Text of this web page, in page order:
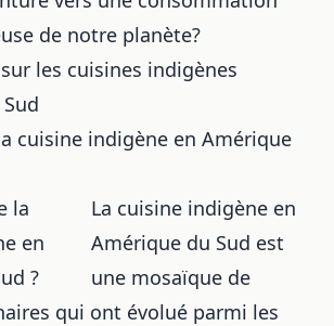
de notre planète?
les cuisines indigènes
cuisine indigène en Amérique
La cuisine indigène en
Amérique du Sud est
une mosaïque de
qui ont évolué parmi les